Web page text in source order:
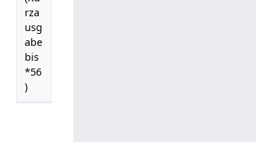
rza
usg
abe
bis
*56
)